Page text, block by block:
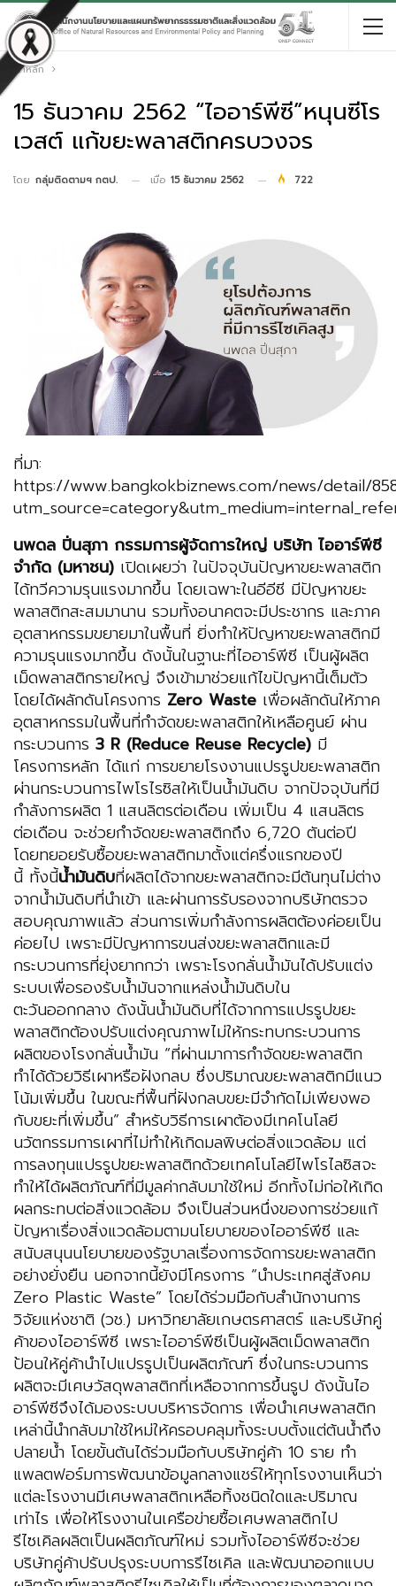
หน้าหลัก
15 ธันวาคม 2562 “ไออาร์พีซี”หนุนซีโร
เวสต์ แก้ขยะพลาสติกครบวงจร
โดย กลุ่มติดตามฯ กตป. เมื่อ 15 ธันวาคม 2562 722
ที่มา:
https://www.bangkokbiznews.com/news/detail/
นพดล ปิ่นสุภา กรรมการผู้จัดการใหญ่ บริษัท ไออาร์พีซี
จำกัด (มหาชน) เปิดเผยว่า ในปัจจุบันปัญหาขยะพลาสติก
ได้ทวีความรุนแรงมากขึ้น โดยเฉพาะในอีอีซี มีปัญหาขยะ
พลาสติกสะสมมานาน รวมทั้งอนาคตจะมีประชากร และภาค
อุตสาหกรรมขยายมาในพื้นที่ ยิ่งทำให้ปัญหาขยะพลาสติกมี
ความรุนแรงมากขึ้น ดังนั้นในฐานะที่ไออาร์พีซี เป็นผู้ผลิต
เม็ดพลาสติกรายใหญ่ จึงเข้ามาช่วยแก้ไขปัญหานี้เต็มตัว
โดยได้ผลักดันโครงการ Zero Waste เพื่อผลักดันให้ภาค
อุตสาหกรรมในพื้นที่กำจัดขยะพลาสติกให้เหลือศูนย์ ผ่าน
กระบวนการ 3 R (Reduce Reuse Recycle) มี
โครงการหลัก ได้แก่ การขยายโรงงานแปรรูปขยะพลาสติก
ผ่านกระบวนการไพโรไรซิสให้เป็นน้ำมันดิบ จากปัจจุบันที่มี
กำลังการผลิต 1 แสนลิตรต่อเดือน เพิ่มเป็น 4 แสนลิตร
ต่อเดือน จะช่วยกำจัดขยะพลาสติกถึง 6,720 ตันต่อปี
โดยทยอยรับซื้อขยะพลาสติกมาตั้งแต่ครึ่งแรกของปี
นี้ ทั้งนี้น้ำมันดิบที่ผลิตได้จากขยะพลาสติกจะมีต้นทุนไม่ต่าง
จากน้ำมันดิบที่นำเข้า และผ่านการรับรองจากบริษัทตรวจ
สอบคุณภาพแล้ว ส่วนการเพิ่มกำลังการผลิตต้องค่อยเป็น
ค่อยไป เพราะมีปัญหาการขนส่งขยะพลาสติกและมี
กระบวนการที่ยุ่งยากกว่า เพราะโรงกลั่นน้ำมันได้ปรับแต่ง
ระบบเพื่อรองรับน้ำมันจากแหล่งน้ำมันดิบใน
ตะวันออกกลาง ดังนั้นน้ำมันดิบที่ได้จากการแปรรูปขยะ
พลาสติกต้องปรับแต่งคุณภาพไม่ให้กระทบกระบวนการ
ผลิตของโรงกลั่นน้ำมัน “ที่ผ่านมาการกำจัดขยะพลาสติก
ทำได้ด้วยวิธีเผาหรือฝังกลบ ซึ่งปริมาณขยะพลาสติกมีแนว
โน้มเพิ่มขึ้น ในขณะที่พื้นที่ฝังกลบขยะมีจำกัดไม่เพียงพอ
กับขยะที่เพิ่มขึ้น” สำหรับวิธีการเผาต้องมีเทคโนโลยี
นวัตกรรมการเผาที่ไม่ทำให้เกิดมลพิษต่อสิ่งแวดล้อม แต่
การลงทุนแปรรูปขยะพลาสติกด้วยเทคโนโลยีไพโรไลซิสจะ
ทำให้ได้ผลิตภัณฑ์ที่มีมูลค่ากลับมาใช้ใหม่ อีกทั้งไม่ก่อให้เกิด
ผลกระทบต่อสิ่งแวดล้อม จึงเป็นส่วนหนึ่งของการช่วยแก้
ปัญหาเรื่องสิ่งแวดล้อมตามนโยบายของไออาร์พีซี และ
สนับสนุนนโยบายของรัฐบาลเรื่องการจัดการขยะพลาสติก
อย่างยั่งยืน นอกจากนี้ยังมีโครงการ “นำประเทศสู่สังคม
Zero Plastic Waste” โดยได้ร่วมมือกับสำนักงานการ
วิจัยแห่งชาติ (วช.) มหาวิทยาลัยเกษตรศาสตร์ และบริษัทคู่
ค้าของไออาร์พีซี เพราะไออาร์พีซีเป็นผู้ผลิตเม็ดพลาสติก
ป้อนให้คู่ค้านำไปแปรรูปเป็นผลิตภัณฑ์ ซึ่งในกระบวนการ
ผลิตจะมีเศษวัสดุพลาสติกที่เหลือจากการขึ้นรูป ดังนั้นไอ
อาร์พีซีจึงได้มองระบบบริหารจัดการ เพื่อนำเศษพลาสติก
เหล่านี้นำกลับมาใช้ใหม่ให้ครอบคลุมทั้งระบบตั้งแต่ต้นน้ำถึง
ปลายน้ำ โดยขั้นต้นได้ร่วมมือกับบริษัทคู่ค้า 10 ราย ทำ
แพลตฟอร์มการพัฒนาข้อมูลกลางแชร์ให้ทุกโรงงานเห็นว่า
แต่ละโรงงานมีเศษพลาสติกเหลือทิ้งชนิดใดและปริมาณ
เท่าไร เพื่อให้โรงงานในเครือข่ายซื้อเศษพลาสติกไป
รีไซเคิลผลิตเป็นผลิตภัณฑ์ใหม่ รวมทั้งไออาร์พีซีจะช่วย
บริษัทคู่ค้าปรับปรุงระบบการรีไซเคิล และพัฒนาออกแบบ